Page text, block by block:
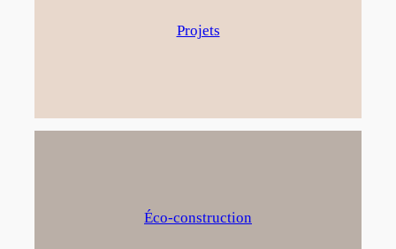
Projets
Éco-construction